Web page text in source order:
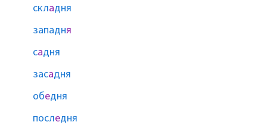
складня
западня
садня
засадня
обедня
последня